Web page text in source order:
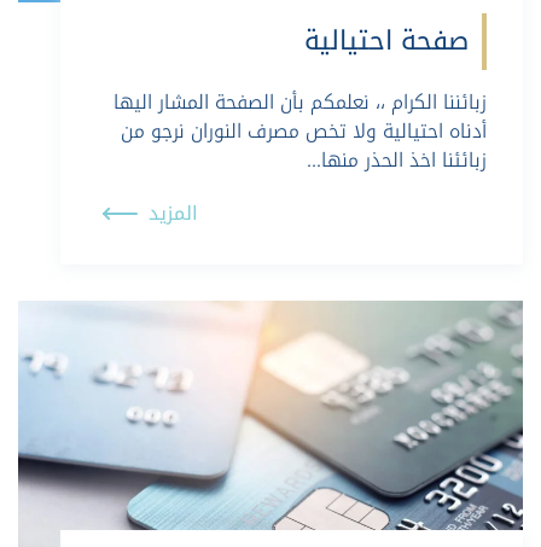
صفحة احتيالية
زبائننا الكرام ،، نعلمكم بأن الصفحة المشار اليها
أدناه احتيالية ولا تخص مصرف النوران نرجو من
زبائئنا اخذ الحذر منها…
المزيد